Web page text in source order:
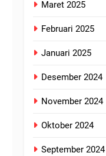
Maret 2025
Februari 2025
Januari 2025
Desember 2024
November 2024
Oktober 2024
September 2024